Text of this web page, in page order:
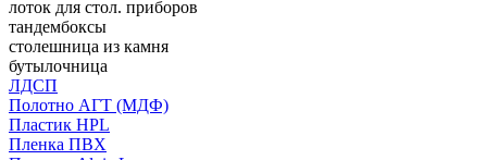
лоток для стол. приборов
тандембоксы
столешница из камня
бутылочница
ЛДСП
Полотно АГТ (МДФ)
Пластик HPL
Пленка ПВХ